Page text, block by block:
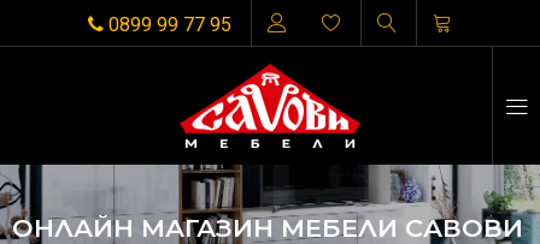
0899 99 77 95
ОНЛАЙН МАГАЗИН МЕБЕЛИ САВОВИ